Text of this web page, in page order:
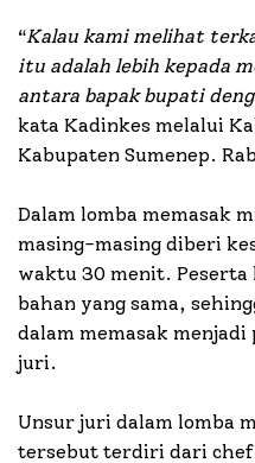
“Kalau kami melihat
itu adalah lebih kepada
antara bapak bupati
kata Kadinkes melalui
Kabupaten Sumenep.
Dalam lomba memasak
masing-masing diberi
waktu 30 menit.
bahan yang sama,
dalam memasak
juri.
Unsur juri dalam lomba
tersebut terdiri dari chef